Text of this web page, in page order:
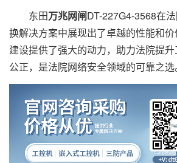
东田万兆网闸DT-227G4-3568在
换解决方案中展现出了卓越的性能和
建设提供了强大的动力，助力法院提
公正，是法院网络安全领域的可靠之选